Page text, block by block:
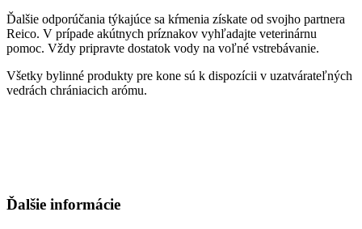
Ďalšie odporúčania týkajúce sa kŕmenia získate od svojho partnera
Reico. V prípade akútnych príznakov vyhľadajte veterinárnu
pomoc. Vždy pripravte dostatok vody na voľné vstrebávanie.
Všetky bylinné produkty pre kone sú k dispozícii v uzatvárateľných
vedrách chrániacich arómu.
Ďalšie informácie